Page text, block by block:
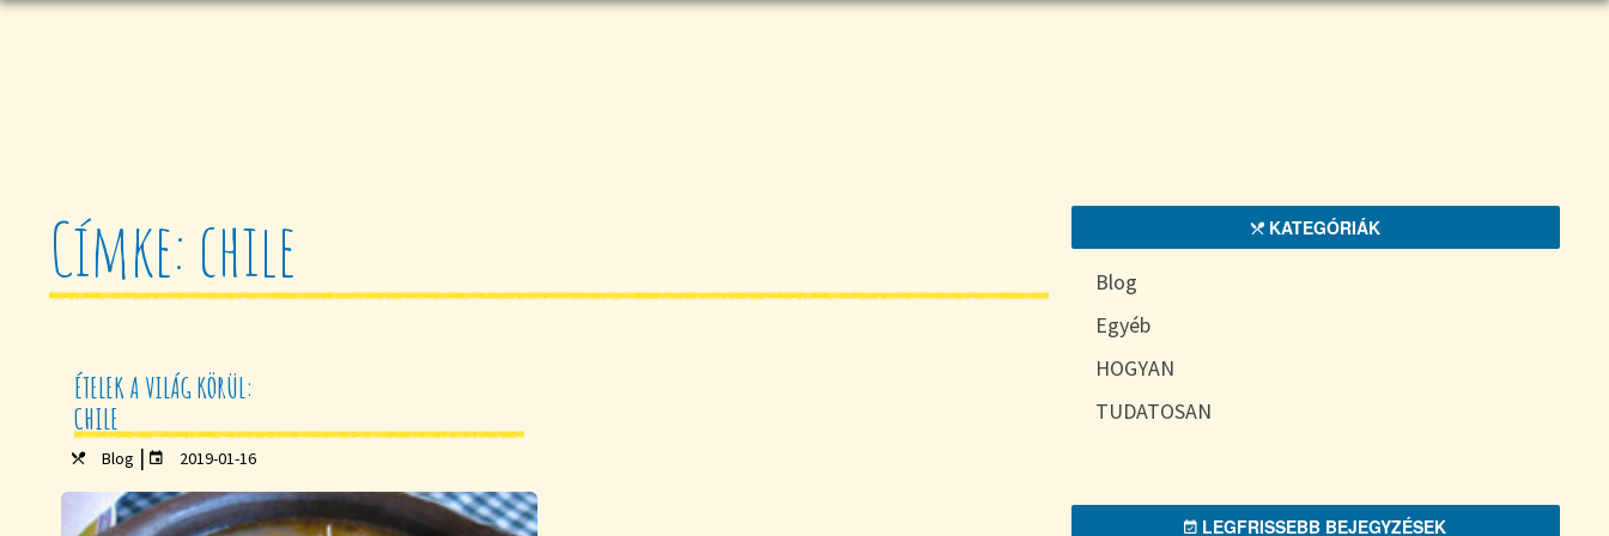
Címke: chile
ÉTELEK A VILÁG KÖRÜL:
CHILE
Blog | 2019-01-16
KATEGÓRIÁK
Blog
Egyéb
HOGYAN
TUDATOSAN
LEGFRISSEBB BEJEGYZÉSEK